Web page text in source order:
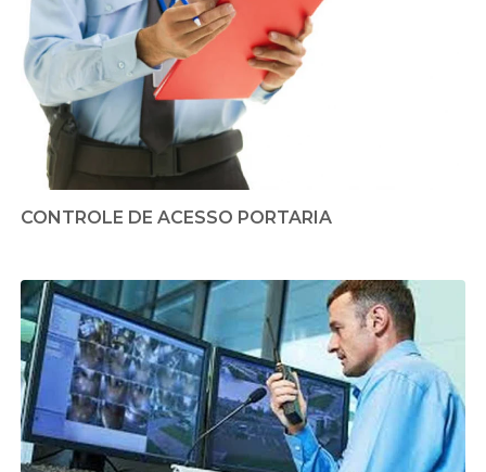
CONTROLE DE ACESSO PORTARIA